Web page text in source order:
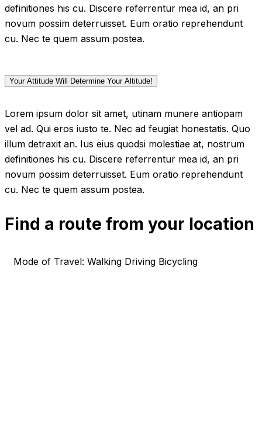
definitiones his cu. Discere referrentur mea id, an pri
novum possim deterruisset. Eum oratio reprehendunt
cu. Nec te quem assum postea.
Your Attitude Will Determine Your Altitude!
Lorem ipsum dolor sit amet, utinam munere antiopam
vel ad. Qui eros iusto te. Nec ad feugiat honestatis. Quo
illum detraxit an. Ius eius quodsi molestiae at, nostrum
definitiones his cu. Discere referrentur mea id, an pri
novum possim deterruisset. Eum oratio reprehendunt
cu. Nec te quem assum postea.
Find a route from your location
Mode of Travel: Walking Driving Bicycling